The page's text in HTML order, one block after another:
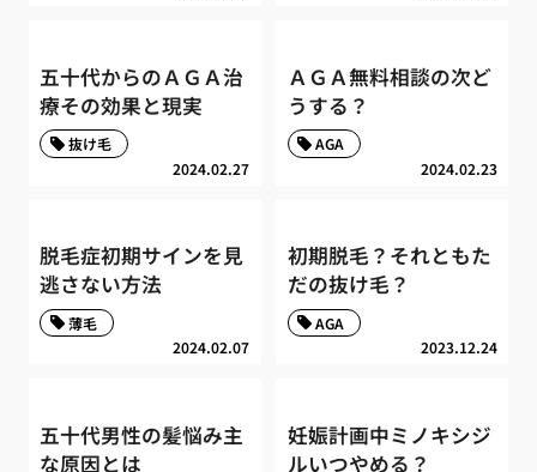
五十代からのＡＧＡ治
療その効果と現実
2024.02.27
抜け毛
ＡＧＡ無料相談の次ど
うする？
2024.02.23
AGA
脱毛症初期サインを見
逃さない方法
2024.02.07
薄毛
初期脱毛？それともた
だの抜け毛？
2023.12.24
AGA
五十代男性の髪悩み主
な原因とは
妊娠計画中ミノキシジ
ルいつやめる？